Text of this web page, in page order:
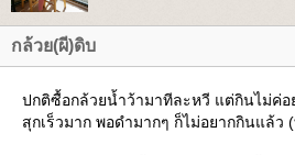
กล้วย(ผี)ดิบ
ปกติซื้อกล้วยน้ำว้ามาทีละหวี แต่กินไม่ค่อ
สุกเร็วมาก พอดำมากๆ ก็ไม่อยากกินแล้ว